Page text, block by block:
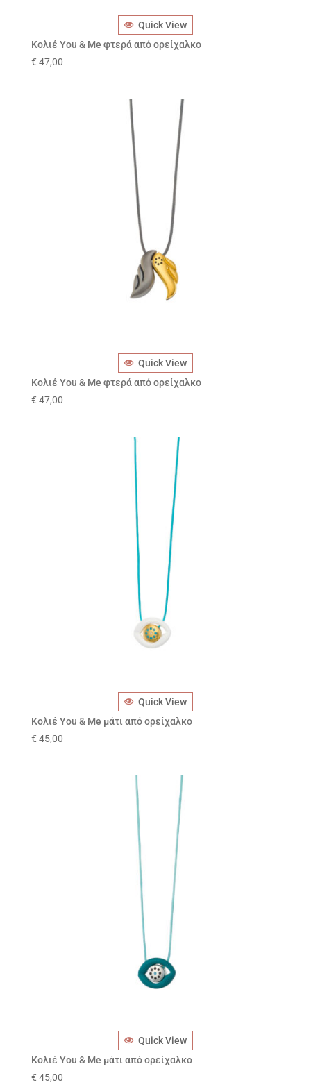
Quick View
Κολιέ You & Me φτερά από ορείχαλκο
€ 47,00
Quick View
Κολιέ You & Me φτερά από ορείχαλκο
€ 47,00
Quick View
Κολιέ You & Me μάτι από ορείχαλκο
€ 45,00
Quick View
Κολιέ You & Me μάτι από ορείχαλκο
€ 45,00